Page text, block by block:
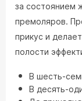
за состоянием
премоляров.
прикус и
полости
В шесть-
В десять-